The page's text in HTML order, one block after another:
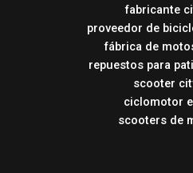
fabricante
proveedor de
fábrica de
repuestos para
scooter
ciclomotor
scooters de